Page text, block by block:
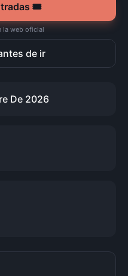
🎟️
la web oficial
de ir
De 2026